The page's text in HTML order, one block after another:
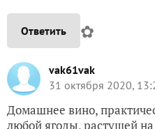
Ответить ✿
vak61vak
31 октября 2020,
Домашнее вино,
любой ягоды, растущей на